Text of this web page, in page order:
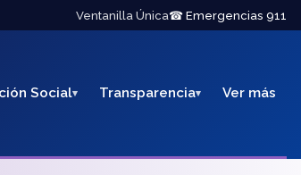
Ventanilla Única☎ Emergencias 911
Social Transparencia Ver más